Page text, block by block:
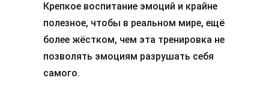
Крепкое воспитание эмоций и крайне
полезное, чтобы в реальном мире, ещё
более жёстком, чем эта тренировка не
позволять эмоциям разрушать себя
самого.